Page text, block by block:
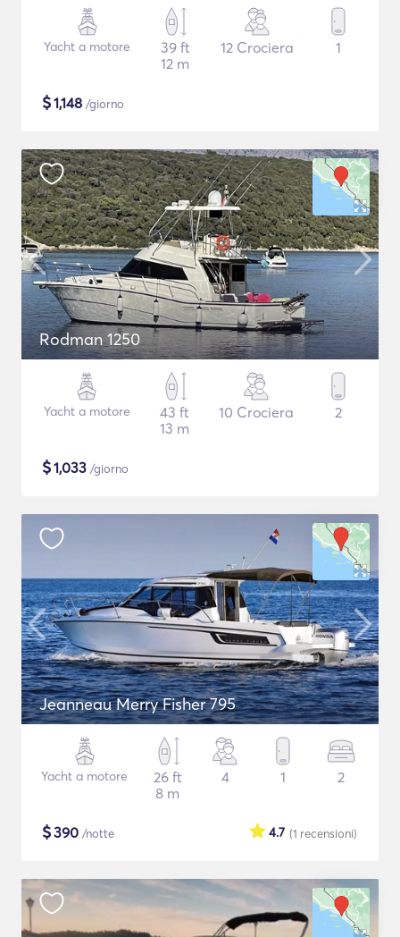
Yacht a motore
39 ft
12 m
12 Crociera 1
$1,148 /giorno
Rodman 1250
Yacht a motore
43 ft
13 m
10 Crociera 2
$1,033 /giorno
Jeanneau Merry Fisher 795
Yacht a motore
26 ft
8 m
4 1 2
$390 /notte (1 recensioni)
4.7